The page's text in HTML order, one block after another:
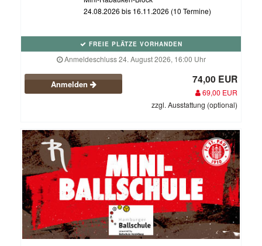
24.08.2026 bis 16.11.2026 (10 Termine)
FREIE PLÄTZE VORHANDEN
Anmeldeschluss 24. August 2026, 16:00 Uhr
Anmelden 74,00 EUR
69,00 EUR
zzgl. Ausstattung (optional)